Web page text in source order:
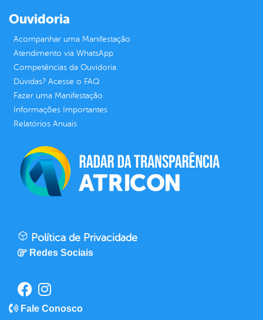
Ouvidoria
Acompanhar uma Manifestação
Atendimento via WhatsApp
Competências da Ouvidoria
Dúvidas? Acesse o FAQ
Fazer uma Manifestação
Informações Importantes
Relatórios Anuais
Política de Privacidade
Redes Sociais
Fale Conosco